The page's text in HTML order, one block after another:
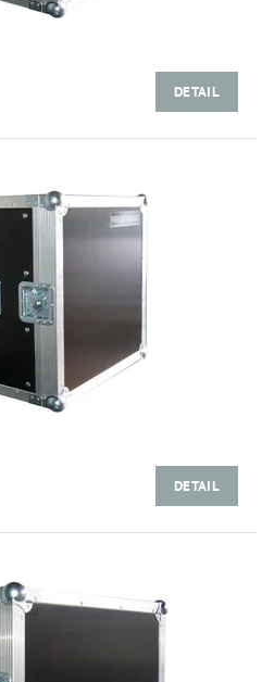
DETAIL
DETAIL